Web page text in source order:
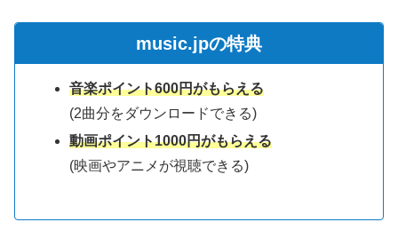
music.jpの特典
音楽ポイント600円がもらえる
(2曲分をダウンロードできる)
動画ポイント1000円がもらえる
(映画やアニメが視聴できる)